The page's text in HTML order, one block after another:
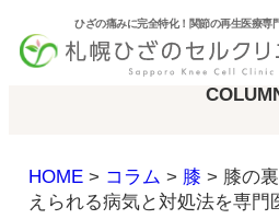
ひざの痛みに完全特化！関節の再生医療専
初めての方へ
コラ
HOME> コラム > 膝 > 膝の
えられる病気と対処法を専門